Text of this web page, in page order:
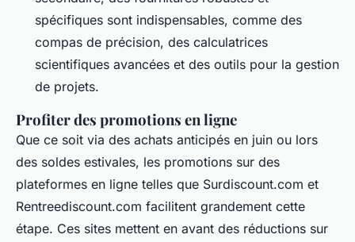
spécifiques sont indispensables, comme des
compas de précision, des calculatrices
scientifiques avancées et des outils pour la gestion
de projets.
Profiter des promotions en ligne
Que ce soit via des achats anticipés en juin ou lors
des soldes estivales, les promotions sur des
plateformes en ligne telles que Surdiscount.com et
Rentreediscount.com facilitent grandement cette
étape. Ces sites mettent en avant des réductions sur